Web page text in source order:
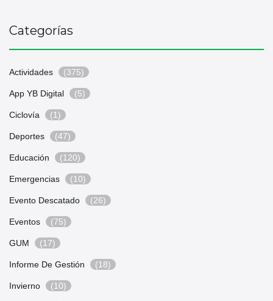
Categorías
Actividades (375)
App YB Digital (5)
Ciclovía (1)
Deportes (47)
Educación (120)
Emergencias (10)
Evento Descatado (26)
Eventos (75)
GUM (17)
Informe De Gestión (18)
Invierno (10)